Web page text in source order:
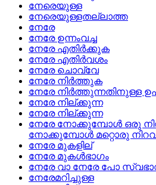
നേരെയുള്ള
നേരെയുള്ളതല്ലാത്ത
നേരേ
നേരേ ഉന്നംവച്ച
നേരേ എതിര്‍ക്കുക
നേരേ എതിര്‍വശം
നേരേ ചൊവ്വേ
നേരേ നിര്‍ത്തുക
നേരേ നിര്‍ത്തുന്നതിനുള്ള
നേരേ നില്‌ക്കുന്ന
നേരേ നില്ക്കുന്ന
നേരേ നോക്കുമ്പോള്‍ ഒരു
നോക്കുമ്പോള്‍ മറ്റൊരു
നേരേ മുകളില്
നേരേ മുകള്‍ഭാഗം
നേരേ വാ നേരേ പോ
നേരേമറിച്ചുള്ള